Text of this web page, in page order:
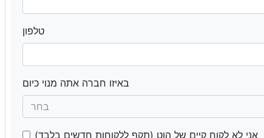
טלפון
באיזו חברה אתה מנוי כיום
בחר
אני לא לקוח קיים של הוט (תקף ללקוחות חדשים בלבד)